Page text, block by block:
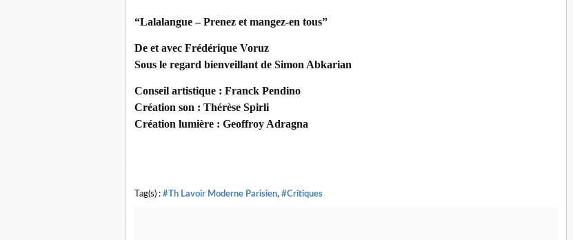
“Lalalangue – Prenez et mangez-en tous”
De et avec Frédérique Voruz
Sous le regard bienveillant de Simon Abkarian
Conseil artistique : Franck Pendino
Création son : Thérèse Spirli
Création lumière : Geoffroy Adragna
Tag(s) : #Th Lavoir Moderne Parisien, #Critiques